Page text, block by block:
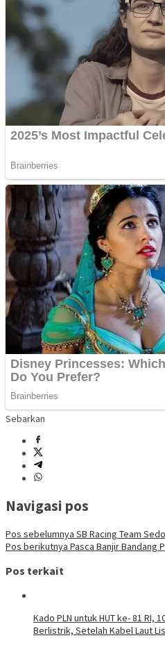
Sebarkan
Navigasi pos
Pos sebelumnya SB Racing Team
Pos berikutnya Pasca Banjir Bandang
Pos terkait
Kado PLN untuk HUT ke- 81 RI,
Berlistrik, Setelah Kabel Laut